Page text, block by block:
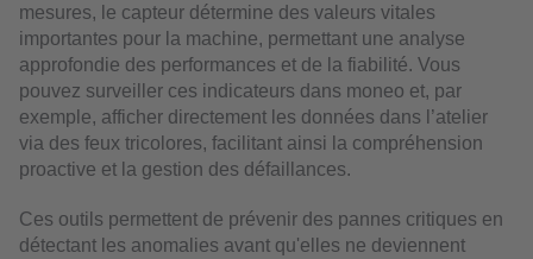
mesures, le capteur détermine des valeurs vitales
importantes pour la machine, permettant une analyse
approfondie des performances et de la fiabilité. Vous
pouvez surveiller ces indicateurs dans moneo et, par
exemple, afficher directement les données dans l’atelier
via des feux tricolores, facilitant ainsi la compréhension
proactive et la gestion des défaillances.
Ces outils permettent de prévenir des pannes critiques en
détectant les anomalies avant qu'elles ne deviennent